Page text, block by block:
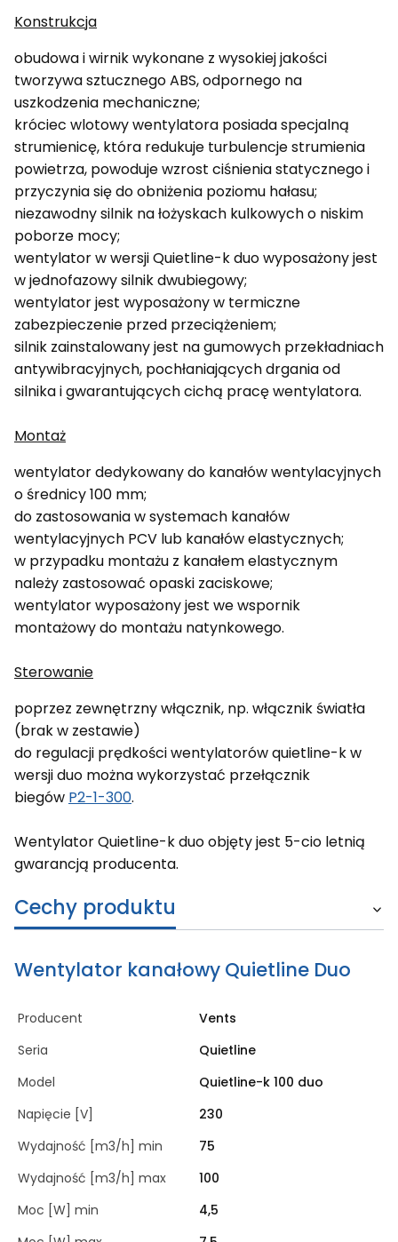
Konstrukcja
obudowa i wirnik wykonane z wysokiej jakości
tworzywa sztucznego ABS, odpornego na
uszkodzenia mechaniczne;
króciec wlotowy wentylatora posiada specjalną
strumienicę, która redukuje turbulencje strumienia
powietrza, powoduje wzrost ciśnienia statycznego i
przyczynia się do obniżenia poziomu hałasu;
niezawodny silnik na łożyskach kulkowych o niskim
poborze mocy;
wentylator w wersji Quietline-k duo wyposażony jest
w jednofazowy silnik dwubiegowy;
wentylator jest wyposażony w termiczne
zabezpieczenie przed przeciążeniem;
silnik zainstalowany jest na gumowych przekładniach
antywibracyjnych, pochłaniających drgania od
silnika i gwarantujących cichą pracę wentylatora.
Montaż
wentylator dedykowany do kanałów wentylacyjnych
o średnicy 100 mm;
do zastosowania w systemach kanałów
wentylacyjnych PCV lub kanałów elastycznych;
w przypadku montażu z kanałem elastycznym
należy zastosować opaski zaciskowe;
wentylator wyposażony jest we wspornik
montażowy do montażu natynkowego.
Sterowanie
poprzez zewnętrzny włącznik, np. włącznik światła
(brak w zestawie)
do regulacji prędkości wentylatorów quietline-k w
wersji duo można wykorzystać przełącznik
biegów P2-1-300.
Wentylator Quietline-k duo objęty jest 5-cio letnią
gwarancją producenta.
Cechy produktu
Wentylator kanałowy Quietline Duo
Producent
Vents
Seria
Quietline
Model
Quietline-k 100 duo
Napięcie [V]
230
Wydajność [m3/h] min
75
Wydajność [m3/h] max
100
Moc [W] min
4,5